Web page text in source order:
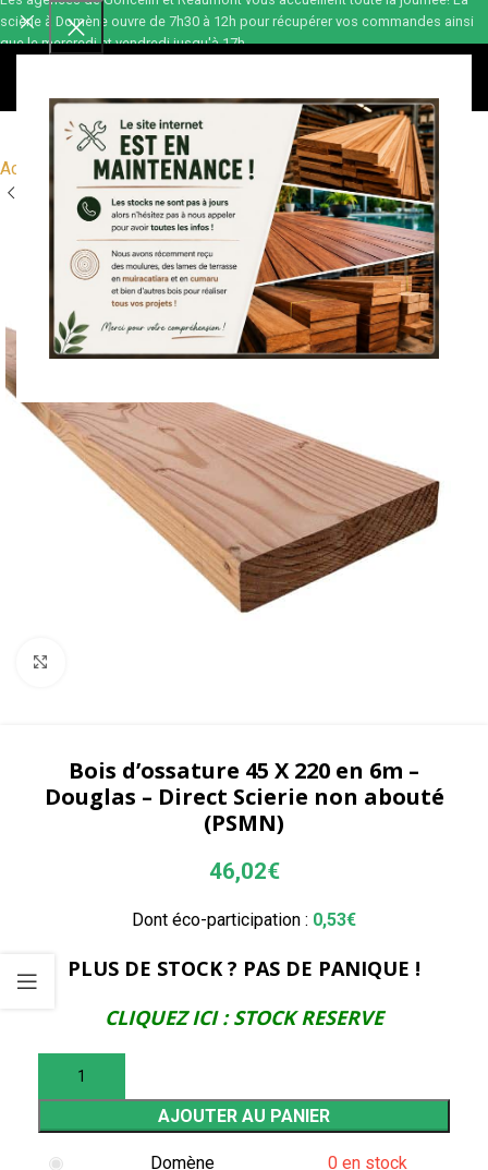
Accueil Ossature bois Montant pour ossature bois Douglas
Bois d’ossature 45 X 220 en 6m –
Douglas – Direct Scierie non abouté
(PSMN)
46,02€
Dont éco-participation : 0,53€
PLUS DE STOCK ? PAS DE PANIQUE !
CLIQUEZ ICI : STOCK RESERVE
AJOUTER AU PANIER
Domène 0 en stock
scierie à Domène ouvre de 7h30 à 12h pour récupérer vos commandes ainsi
que le mercredi et vendredi jusqu'à 17h.